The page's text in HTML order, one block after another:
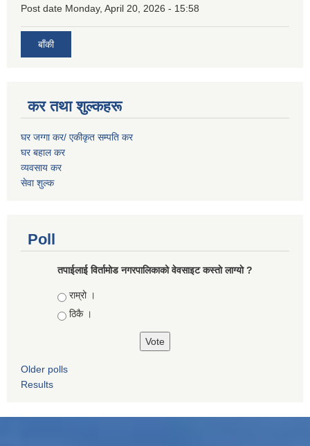
Post date Monday, April 20, 2026 - 15:58
बाँकी
कर तथा शुल्कहरू
घर जग्गा कर/ एकीकृत सम्पति कर
घर बहाल कर
व्यवसाय कर
सेवा शुल्क
Poll
तपाईलाई विर्तामोड नगरपालिकाको वेवसाइट कस्ताे लाग्याे ?
Choices
राम्रो ।
ठिकै ।
Older polls
Results